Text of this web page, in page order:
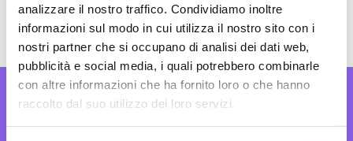
analizzare il nostro traffico. Condividiamo inoltre
informazioni sul modo in cui utilizza il nostro sito con i
nostri partner che si occupano di analisi dei dati web,
pubblicità e social media, i quali potrebbero combinarle
con altre informazioni che ha fornito loro o che hanno
raccolto dal suo utilizzo dei loro servizi.
implementiamo soluzioni personalizzate per
le tue esigenze specifiche.
Le tue esigenze vanno
oltre HubSpot?